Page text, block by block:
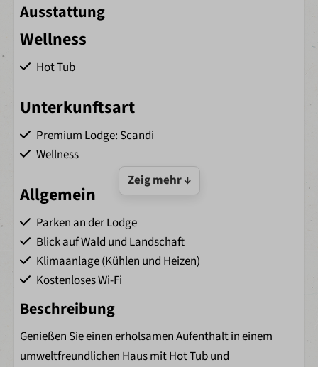
Ausstattung
Wellness
Hot Tub
Unterkunftsart
Premium Lodge: Scandi
Wellness
Allgemein
Parken an der Lodge
Blick auf Wald und Landschaft
Klimaanlage (Kühlen und Heizen)
Kostenloses Wi-Fi
Wohnbereich
Klimaanlage (Kühlen und Heizen)
Zeig mehr ↓
Beschreibung
Genießen Sie einen erholsamen Aufenthalt in einem
umweltfreundlichen Haus mit Hot Tub und